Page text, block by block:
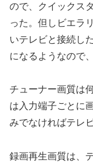
ので、クイックス
った。但しビエラ
いテレビと接続し
になるようなので
チューナー画質は
は入力端子ごとに
みでなければテレ
録画再生画質は、